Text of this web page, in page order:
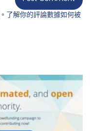
了解你的評論數據如何被